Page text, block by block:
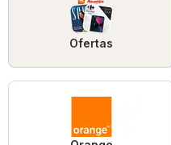
Ofertas